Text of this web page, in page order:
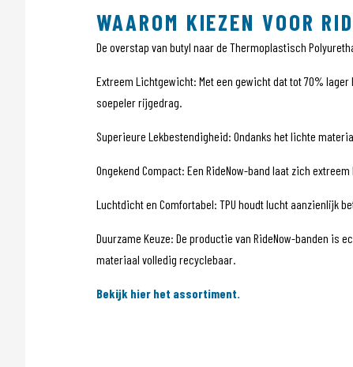
WAAROM KIEZEN VOOR
De overstap van butyl naar de Thermoplastisch
Extreem Lichtgewicht: Met een gewicht dat tot 70%
soepeler rijgedrag.
Superieure Lekbestendigheid: Ondanks het lichte
Ongekend Compact: Een RideNow-band laat zich
Luchtdicht en Comfortabel: TPU houdt lucht aanzienlijk
Duurzame Keuze: De productie van RideNow-banden
materiaal volledig recyclebaar.
Bekijk hier het assortiment.